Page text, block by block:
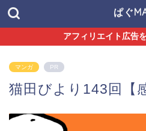
ぱぐ
アフィリエイト広告
マンガ PR
猫田びより143回【